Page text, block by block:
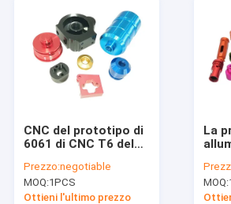
CNC del prototipo di
6061 di CNC T6 del
meccanico che gira
anodizzazione
Prezzo:negotiable
MOQ:1PCS
Ottieni l'ultimo prezzo
La
MOQ: